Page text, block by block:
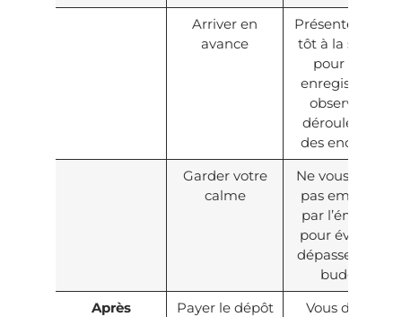
Arriver en
avance
Présentez-vous
tôt à la séance
pour vous
enregistrer et
observer le
déroulement
des enchères.
Garder votre
calme
Ne vous laissez
pas emporter
par l’émotion
pour éviter de
dépasser votre
budget.
Après
Payer le dépôt
Vous devrez